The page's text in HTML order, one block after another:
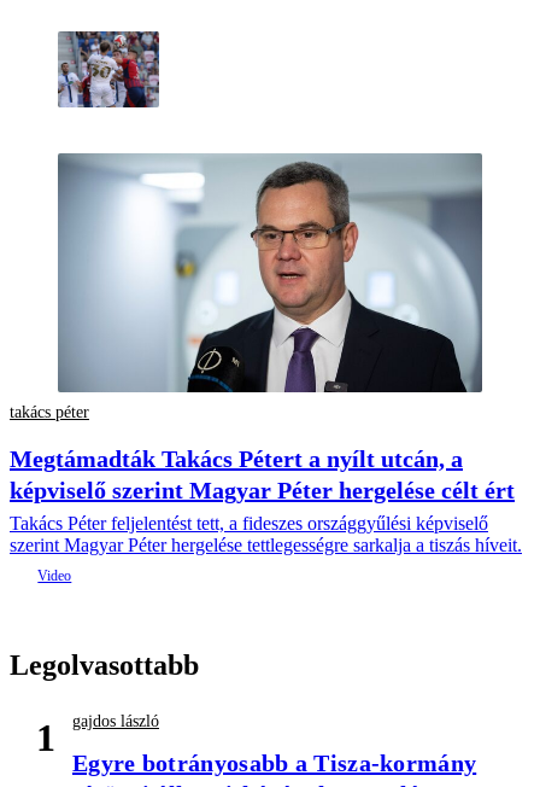
takács péter
Megtámadták Takács Pétert a nyílt utcán, a
képviselő szerint Magyar Péter hergelése célt ért
Takács Péter feljelentést tett, a fideszes országgyűlési képviselő
szerint Magyar Péter hergelése tettlegességre sarkalja a tiszás híveit.
Legolvasottabb
1 gajdos lászló
Egyre botrányosabb a Tisza-kormány